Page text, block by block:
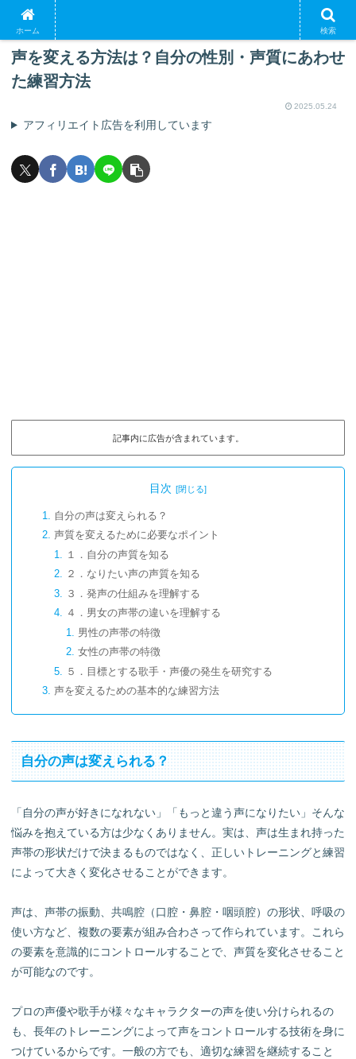
PR
声を変える方法は？自分の性別・声質にあわせ
た練習方法
2025.05.24
アフィリエイト広告を利用しています
記事内に広告が含まれています。
目次
自分の声は変えられる？
声質を変えるために必要なポイント
１．自分の声質を知る
２．なりたい声の声質を知る
３．発声の仕組みを理解する
４．男女の声帯の違いを理解する
男性の声帯の特徴
女性の声帯の特徴
５．目標とする歌手・声優の発生を研究する
声を変えるための基本的な練習方法
舌ストレッチ
輪状甲状筋トレーニング
声質ごとの効果的な練習方法 低い声
低い声の特徴
低い声を変えるボイトレ方法
１．喉を開く
３．声色を変える
低い声を出しやすくするコツ
毎日最低音を出す
自分の声は変えられる？
「自分の声が好きになれない」「もっと違う声になりたい」そんな
悩みを抱えている方は少なくありません。実は、声は生まれ持った
声帯の形状だけで決まるものではなく、正しいトレーニングと練習
によって大きく変化させることができます。
声は、声帯の振動、共鳴腔（口腔・鼻腔・咽頭腔）の形状、呼吸の
使い方など、複数の要素が組み合わさって作られています。これら
の要素を意識的にコントロールすることで、声質を変化させること
が可能なのです。
プロの声優や歌手が様々なキャラクターの声を使い分けられるの
も、長年のトレーニングによって声をコントロールする技術を身に
つけているからです。一般の方でも、適切な練習を継続すること
ホーム 検索